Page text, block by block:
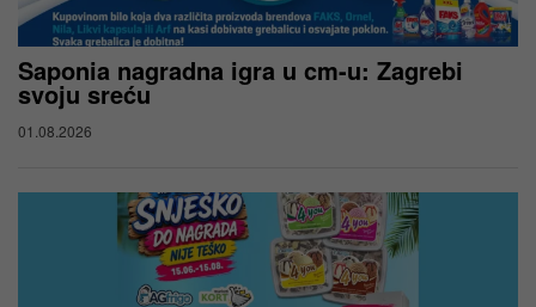
Saponia nagradna igra u cm-u: Zagrebi
svoju sreću
01.08.2026